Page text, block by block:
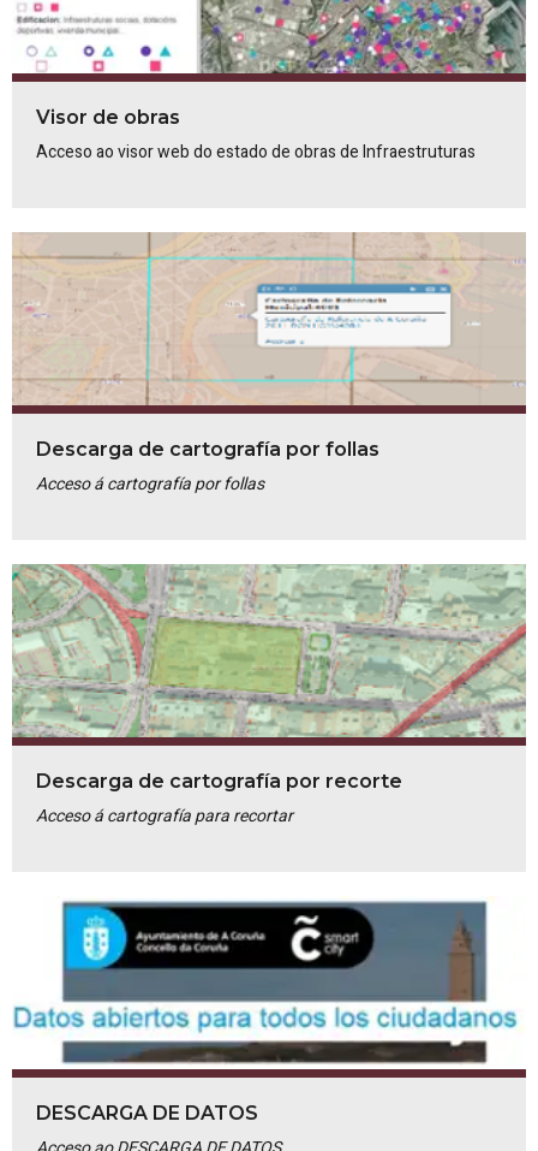
Visor de obras
Acceso ao visor web do estado de obras de Infraestruturas
Descarga de cartografía por follas
Acceso á cartografía por follas
Descarga de cartografía por recorte
Acceso á cartografía para recortar
DESCARGA DE DATOS